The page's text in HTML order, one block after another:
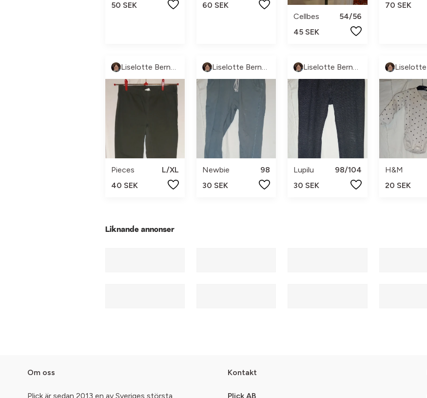
50 SEK
60 SEK
Cellbes
54/56
45 SEK
70 SEK
Pieces
L/XL
40 SEK
Newbie
98
30 SEK
Lupilu
98/104
30 SEK
H&M
20 SEK
Liknande annonser
Om oss
Plick är sedan 2013 en av Sveriges största
Kontakt
Plick AB